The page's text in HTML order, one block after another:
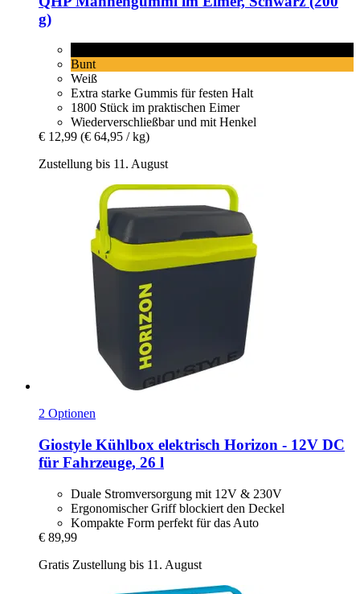
g)
Bunt
Weiß
Extra starke Gummis für festen Halt
1800 Stück im praktischen Eimer
Wiederverschließbar und mit Henkel
€ 12,99 (€ 64,95 / kg)
Zustellung bis 11. August
2 Optionen
Giostyle Kühlbox elektrisch Horizon -​ 12V DC
für Fahrzeuge, 26 l
Duale Stromversorgung mit 12V & 230V
Ergonomischer Griff blockiert den Deckel
Kompakte Form perfekt für das Auto
€ 89,99
Gratis Zustellung bis 11. August